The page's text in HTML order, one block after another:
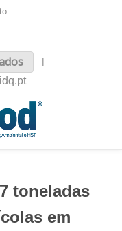
|
toneladas
em